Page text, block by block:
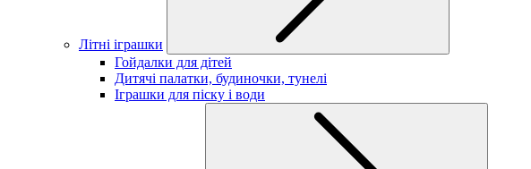
Літні іграшки
Гойдалки для дітей
Дитячі палатки, будиночки, тунелі
Іграшки для піску і води